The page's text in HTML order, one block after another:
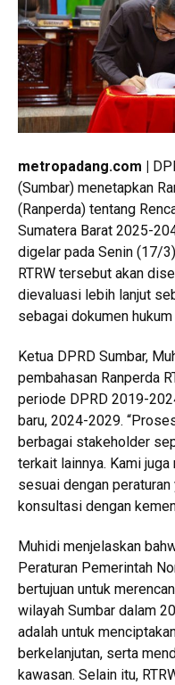
metropadang.com |
(Sumbar) menetapkan
(Ranperda) tentang
Sumatera Barat 2025-
digelar pada Senin (17/
RTRW tersebut akan
dievaluasi lebih lanjut
sebagai dokumen
Ketua DPRD Sumbar,
pembahasan Ranperda
periode DPRD 2019-
baru, 2024-2029.
berbagai stakeholder
terkait lainnya. Kami
sesuai dengan
konsultasi dengan
Muhidi menjelaskan
Peraturan Pemerintah
bertujuan untuk
wilayah Sumbar dalam
adalah untuk
berkelanjutan, serta
kawasan. Selain itu,